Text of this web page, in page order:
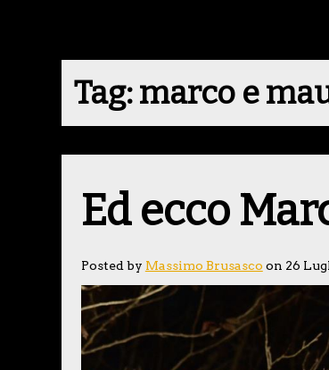
Tag:marco e
Ed ecco
Posted by Massimo Brusasco on 26